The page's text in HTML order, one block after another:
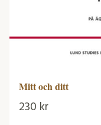
Mitt och ditt
230 kr